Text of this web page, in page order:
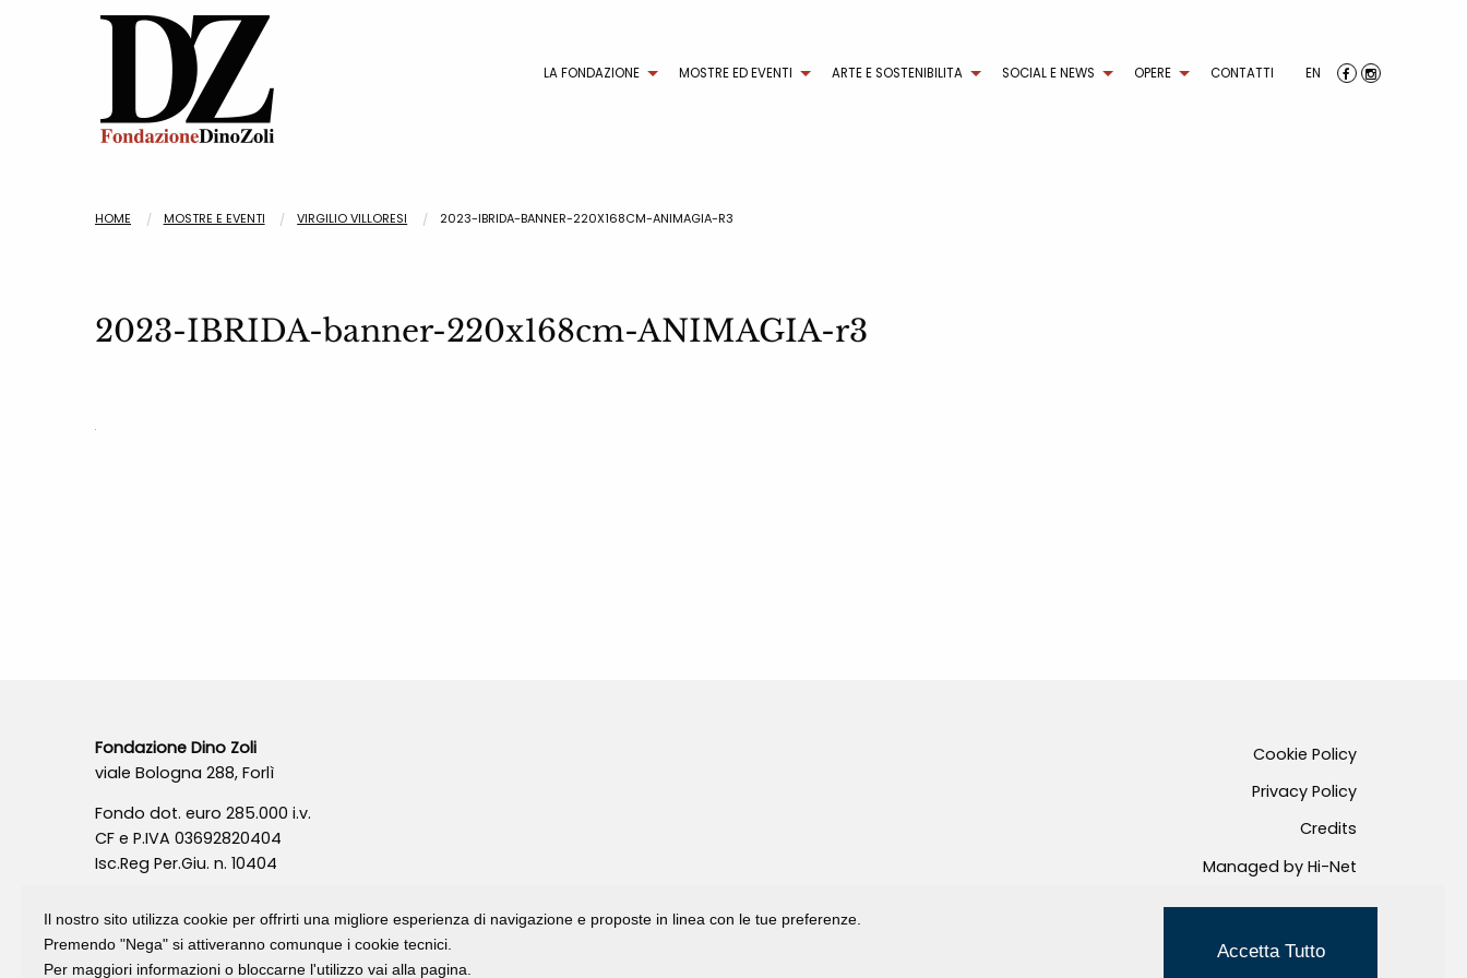
LA FONDAZIONE MOSTRE ED EVENTI ARTE E SOSTENIBILITA SOCIAL E NEWS OPERE CONTATTI EN
HOME MOSTRE E EVENTI VIRGILIO VILLORESI 2023-IBRIDA-BANNER-220X168CM-ANIMAGIA-R3
2023-IBRIDA-banner-220x168cm-ANIMAGIA-r3
Fondazione Dino Zoli
viale Bologna 288, Forlì
Fondo dot. euro 285.000 i.v.
CF e P.IVA 03692820404
Isc.Reg Per.Giu. n. 10404
Cookie Policy
Privacy Policy
Credits
Managed by Hi-Net
Il nostro sito utilizza cookie per offrirti una migliore esperienza di navigazione e proposte in linea con le tue preferenze.
Premendo "Nega" si attiveranno comunque i cookie tecnici.
Per maggiori informazioni o bloccarne l'utilizzo vai alla pagina.
Accetta Tutto